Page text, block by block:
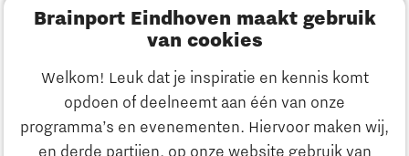
Brainport Eindhoven maakt gebruik
van cookies
Welkom! Leuk dat je inspiratie en kennis komt
opdoen of deelneemt aan één van onze
programma’s en evenementen. Hiervoor maken wij,
en derde partijen, op onze website gebruik van
Ontdek Brainport
Innovatie
Ondernemen
Onderwijs